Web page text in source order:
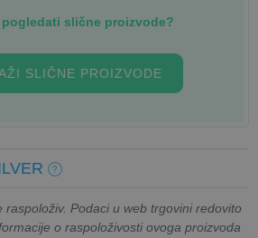
slične proizvode?
SLIČNE PROIZVODE
raspoloživ. Podaci u web trgovini redovito
o raspoloživosti ovoga proizvoda